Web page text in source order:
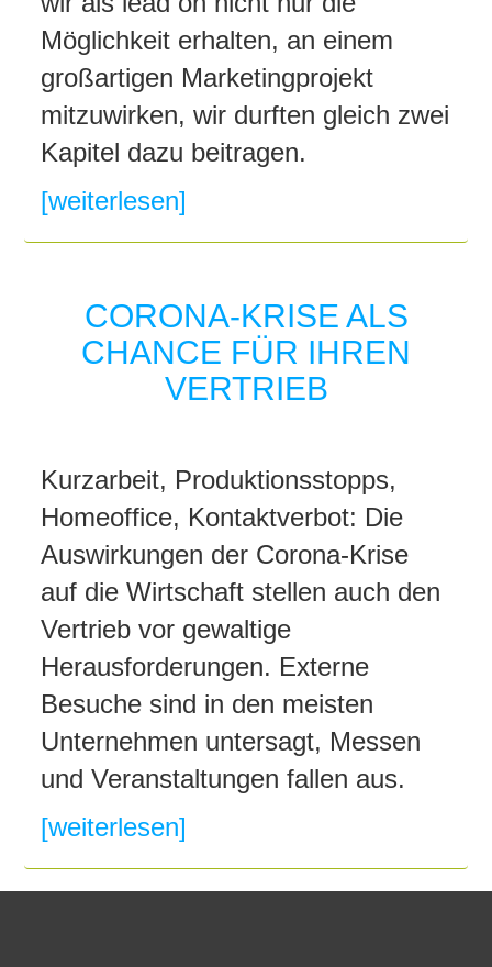
Möglichkeit erhalten, an einem
großartigen Marketingprojekt
mitzuwirken, wir durften gleich zwei
Kapitel dazu beitragen.
[weiterlesen]
CORONA-KRISE ALS
CHANCE FÜR IHREN
VERTRIEB
Kurzarbeit, Produktionsstopps,
Homeoffice, Kontaktverbot: Die
Auswirkungen der Corona-Krise
auf die Wirtschaft stellen auch den
Vertrieb vor gewaltige
Herausforderungen. Externe
Besuche sind in den meisten
Unternehmen untersagt, Messen
und Veranstaltungen fallen aus.
[weiterlesen]